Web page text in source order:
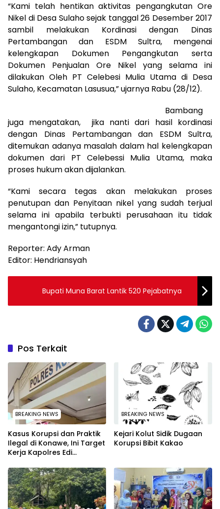
“Kami telah hentikan aktivitas pengangkutan Ore
Nikel di Desa Sulaho sejak tanggal 26 Desember 2017
sambil melakukan Kordinasi dengan Dinas
Pertambangan dan ESDM Sultra, mengenai
kelengkapan Dokumen Pengangkutan serta
Dokumen Penjualan Ore Nikel yang selama ini
dilakukan Oleh PT Celebesi Mulia Utama di Desa
Sulaho, Kecamatan Lasusua,” ujarnya Rabu (28/12).
Bambang
juga mengatakan, jika nanti dari hasil kordinasi
dengan Dinas Pertambangan dan ESDM Sultra,
ditemukan adanya masalah dalam hal kelengkapan
dokumen dari PT Celebessi Mulia Utama, maka
proses hukum akan dijalankan.
“Kami secara tegas akan melakukan proses
penutupan dan Penyitaan nikel yang sudah terjual
selama ini apabila terbukti perusahaan itu tidak
mengantongi izin,” tutupnya.
Reporter: Ady Arman
Editor: Hendriansyah
Bupati Muna Barat Lantik 520 Pejabatnya
Pos Terkait
BREAKING NEWS
Kasus Korupsi dan Praktik
Ilegal di Konawe, Ini Target
Kerja Kapolres Edi
BREAKING NEWS
Kejari Kolut Sidik Dugaan
Korupsi Bibit Kakao